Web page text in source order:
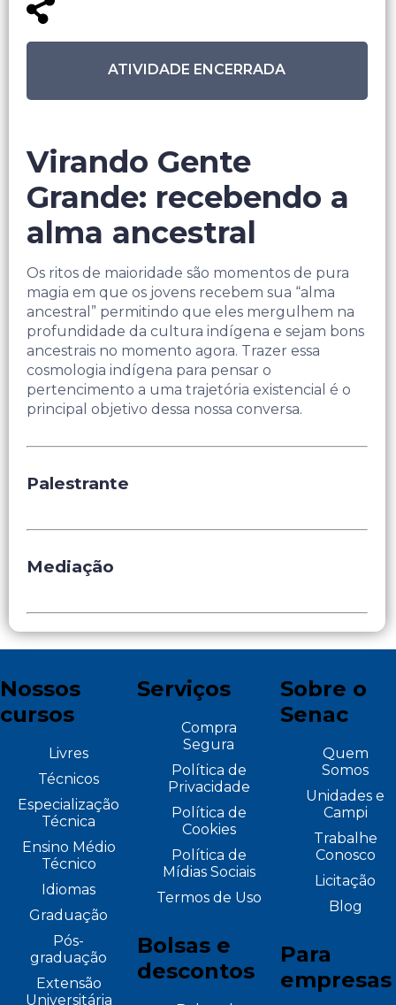
ATIVIDADE ENCERRADA
Virando Gente
Grande: recebendo a
alma ancestral
Os ritos de maioridade são momentos de pura
magia em que os jovens recebem sua “alma
ancestral” permitindo que eles mergulhem na
profundidade da cultura indígena e sejam bons
ancestrais no momento agora. Trazer essa
cosmologia indígena para pensar o
pertencimento a uma trajetória existencial é o
principal objetivo dessa nossa conversa.
Palestrante
Mediação
Nossos
cursos
Livres
Técnicos
Especialização
Técnica
Ensino Médio
Técnico
Idiomas
Graduação
Pós-
graduação
Extensão
Universitária
Serviços
Compra
Segura
Política de
Privacidade
Política de
Cookies
Política de
Mídias Sociais
Termos de Uso
Bolsas e
descontos
Sobre o
Senac
Quem
Somos
Unidades e
Campi
Trabalhe
Conosco
Licitação
Blog
Para
empresas